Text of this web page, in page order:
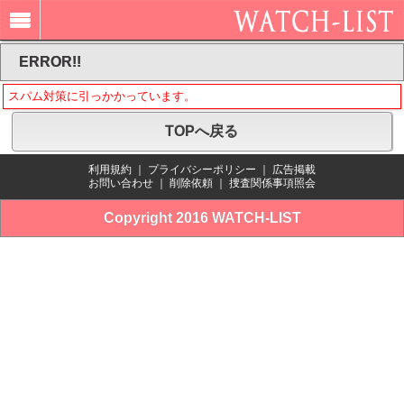
ERROR!!
スパム対策に引っかかっています。
TOPへ戻る
利用規約 プライバシーポリシー
広告掲載
お問い合わせ
削除依頼 捜査関係事項照会
Copyright 2016 WATCH-LIST